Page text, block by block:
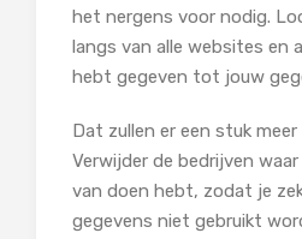
het nergens voor nodig.
langs van alle websites en
hebt gegeven tot jouw
Dat zullen er een stuk
Verwijder de bedrijven
van doen hebt, zodat je
gegevens niet gebruikt